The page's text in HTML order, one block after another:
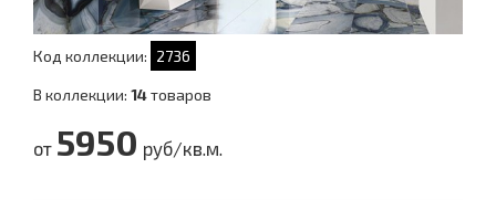
Код коллекции: 2736
В коллекции: 14товаров
от 5950 руб/кв.м.